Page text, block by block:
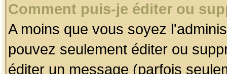
Comment puis-je éditer ou
A moins que vous soyez
pouvez seulement éditer ou
éditer un message (parfois